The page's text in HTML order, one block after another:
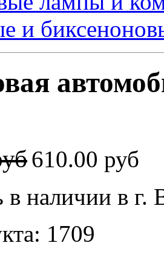
и
610.00 руб
в наличии в г.
1709